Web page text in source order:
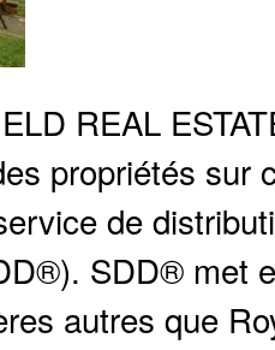
REAL
propriétés sur
de
SDD® met
autres que